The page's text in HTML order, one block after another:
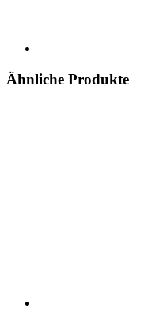
Ähnliche Produkte